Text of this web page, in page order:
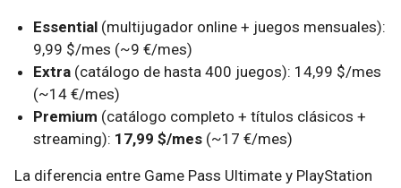
Essential (multijugador online + juegos mensuales):
9,99 $/mes (~9 €/mes)
Extra (catálogo de hasta 400 juegos): 14,99 $/mes
(~14 €/mes)
Premium (catálogo completo + títulos clásicos +
streaming): 17,99 $/mes (~17 €/mes)
La diferencia entre Game Pass Ultimate y PlayStation